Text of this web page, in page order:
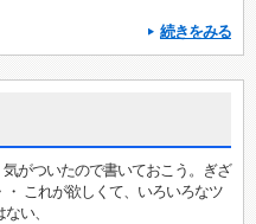
続きをみる
がついたので書いておこう。ぎざ
これが欲しくて、いろいろなツ
い、